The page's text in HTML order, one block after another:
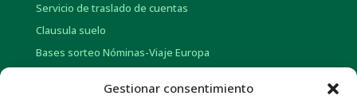
Gestionar consentimiento
Servicio de traslado de cuentas
Clausula suelo
Bases sorteo Nóminas-Viaje Europa